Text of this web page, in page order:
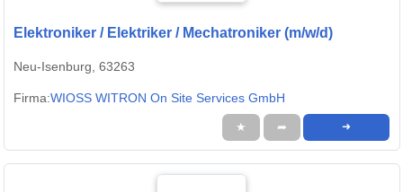
Elektroniker / Elektriker / Mechatroniker (m/w/d)
Neu-Isenburg, 63263
Firma:WIOSS WITRON On Site Services GmbH
★ ➦ ➜